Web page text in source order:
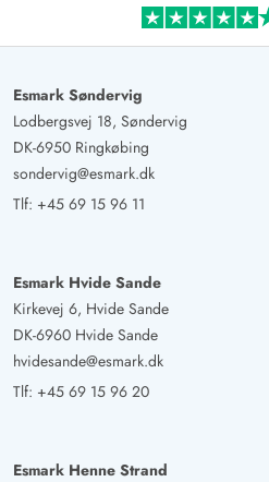
Esmark Søndervig
Lodbergsvej 18, Søndervig
DK-6950 Ringkøbing
sondervig@esmark.dk
Tlf: +45 69 15 96 11
Esmark Hvide Sande
Kirkevej 6, Hvide Sande
DK-6960 Hvide Sande
hvidesande@esmark.dk
Tlf: +45 69 15 96 20
Esmark Henne Strand